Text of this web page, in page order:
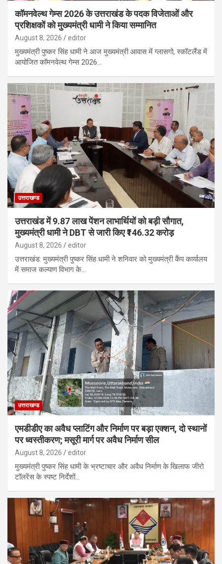
कॉमनवेल्थ गेम्स 2026 के उत्तराखंड के पदक विजेताओं और
प्रशिक्षकों को मुख्यमंत्री धामी ने किया सम्मानित
August 8, 2026 editor
मुख्यमंत्री पुष्कर सिंह धामी ने आज मुख्यमंत्री आवास में ग्लासगो, स्कॉटलैंड में
आयोजित कॉमनवेल्थ गेम्स 2026…
उत्तराखण्ड
उत्तराखंड में 9.87 लाख पेंशन लाभार्थियों को बड़ी सौगात,
मुख्यमंत्री धामी ने DBT से जारी किए ₹146.32 करोड़
August 8, 2026 editor
उत्तराखंड: मुख्यमंत्री पुष्कर सिंह धामी ने शनिवार को मुख्यमंत्री कैंप कार्यालय
में समाज कल्याण विभाग के…
उत्तराखण्ड
एमडीडीए का अवैध प्लाटिंग और निर्माण पर बड़ा एक्शन, दो स्थानों
पर ध्वस्तीकरण; मसूरी मार्ग पर अवैध निर्माण सील
August 8, 2026 editor
मुख्यमंत्री पुष्कर सिंह धामी के भ्रष्टाचार और अवैध निर्माण के खिलाफ जीरो
टॉलरेंस के स्पष्ट निर्देशों…